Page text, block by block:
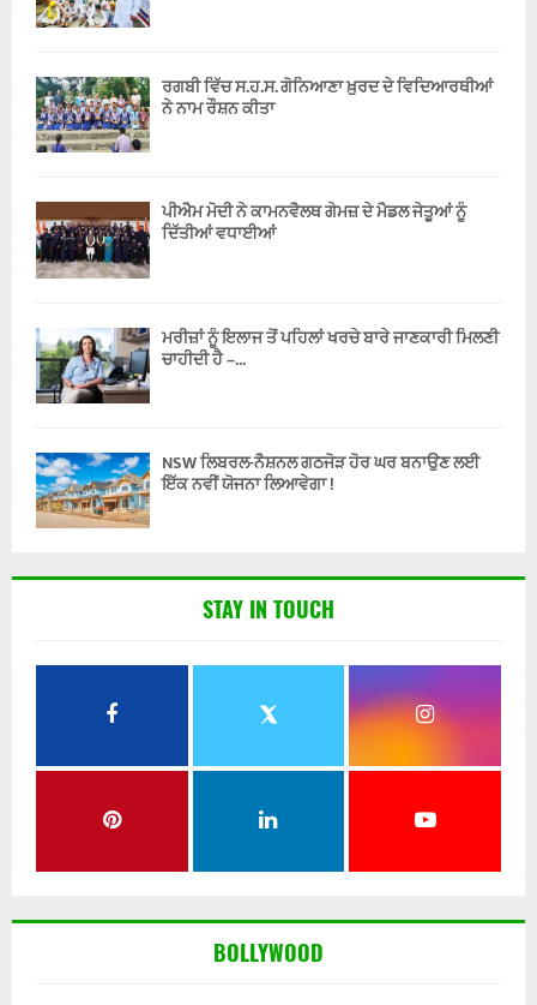
ਰਗਬੀ ਵਿੱਚ ਸ.ਹ.ਸ. ਗੋਨਿਆਣਾ ਖ਼ੁਰਦ ਦੇ ਵਿਦਿਆਰਥੀਆਂ
ਨੇ ਨਾਮ ਰੌਸ਼ਨ ਕੀਤਾ
ਪੀਐਮ ਮੋਦੀ ਨੇ ਕਾਮਨਵੈਲਥ ਗੇਮਜ਼ ਦੇ ਮੈਡਲ ਜੇਤੂਆਂ ਨੂੰ
ਦਿੱਤੀਆਂ ਵਧਾਈਆਂ
ਮਰੀਜ਼ਾਂ ਨੂੰ ਇਲਾਜ ਤੋਂ ਪਹਿਲਾਂ ਖਰਚੇ ਬਾਰੇ ਜਾਣਕਾਰੀ ਮਿਲਣੀ
ਚਾਹੀਦੀ ਹੈ –...
NSW ਲਿਬਰਲ-ਨੈਸ਼ਨਲ ਗਠਜੋੜ ਹੋਰ ਘਰ ਬਨਾਉਣ ਲਈ
ਇੱਕ ਨਵੀਂ ਯੋਜਨਾ ਲਿਆਵੇਗਾ !
STAY IN TOUCH
BOLLYWOOD